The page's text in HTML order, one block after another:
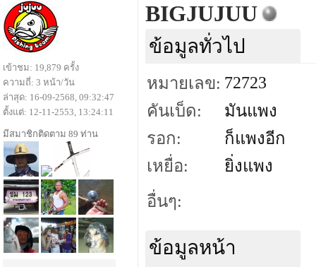
BIGJUJUU
ข้อมูลทั่วไป
หมายเลข: 72723
คันเบ็ด:
มันแพง
รอก:
ก็แพงอีก
เหยื่อ:
ยิ่งแพง
อื่นๆ:
ข้อมูลหน้า
เข้าชม: 19,879 ครั้ง
ความถี่: 3 หน้า/วัน
ล่าสุด: 16-09-2568, 09:32:47
ตั้งแต่: 12-11-2553, 13:24:11
มีสมาชิกติดตาม 89 ท่าน